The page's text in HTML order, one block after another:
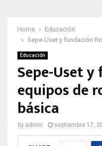
Home
Educación
Sepe-Uset y fundación
Educación
Sepe-Uset
equipos de
básica
by admin septiembre 17,